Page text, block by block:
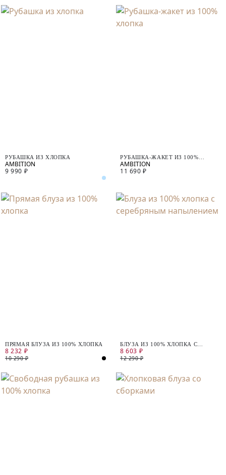
РУБАШКА ИЗ ХЛОПКА
9 990 ₽
РУБАШКА-ЖАКЕТ ИЗ 100%
ХЛОПКА
11 690 ₽
ПРЯМАЯ БЛУЗА ИЗ 100% ХЛОПКА
8 232 ₽
10 290 ₽
БЛУЗА ИЗ 100% ХЛОПКА С
СЕРЕБРЯНЫМ НАПЫЛЕНИЕМ
8 603 ₽
12 290 ₽